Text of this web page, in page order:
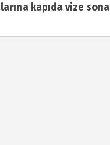
kapıda vize sona